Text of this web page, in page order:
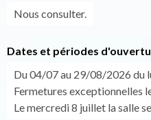
Nous consulter.
Dates et périodes
Du 04/07 au 29/08/2026 du
Fermetures exceptionnelles
Le mercredi 8 juillet la salle